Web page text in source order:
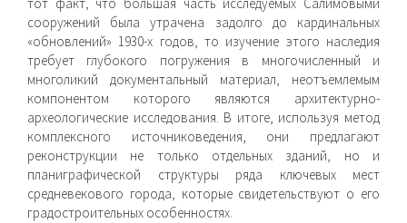
тот факт, что большая часть исследуемых Салимо­выми
сооружений была утрачена задолго до кардинальных
«обновлений» 1930-х годов, то изучение этого наследия
требует глубокого погружения в многочисленный и
многоликий доку­ментальный материал, неотъемлемым
компонентом которого являются архитектурно-
археологические исследования. В итоге, используя метод
комплексного источниковедения, они предлагают
реконструкции не только отдельных зданий, но и
планиграфической структуры ряда ключевых мест
средневеко­вого города, которые свидетельствуют о его
градостроительных особенностях.